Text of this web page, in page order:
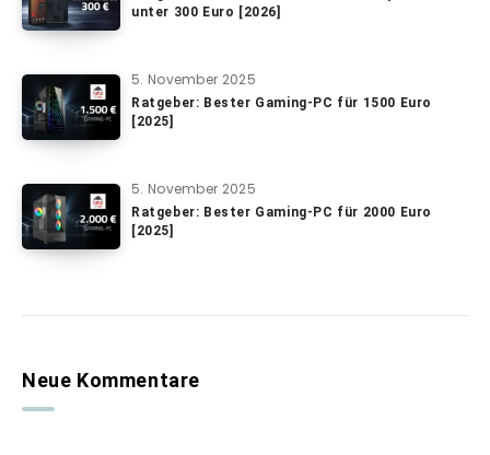
unter 300 Euro [2026]
5. November 2025
Ratgeber: Bester Gaming-PC für 1500 Euro
[2025]
5. November 2025
Ratgeber: Bester Gaming-PC für 2000 Euro
[2025]
Neue Kommentare